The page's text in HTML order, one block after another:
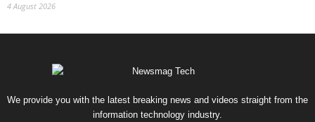
4 August 2026
We provide you with the latest breaking news and videos straight from the
information technology industry.